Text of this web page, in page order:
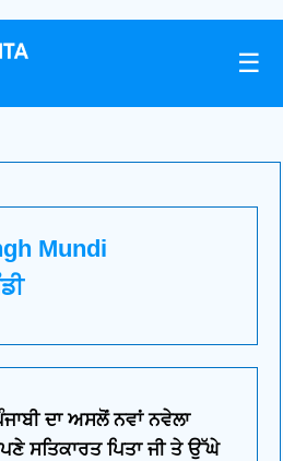
☰
Mundi
ਦਾ ਅਸਲੋਂ ਨਵਾਂ ਨਵੇਲਾ
ਸਤਿਕਾਰਤ ਪਿਤਾ ਜੀ ਤੇ ਉੱਘੇ